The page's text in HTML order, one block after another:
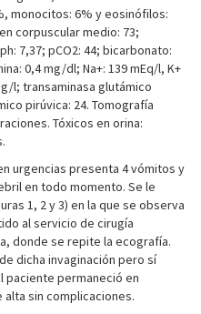
monocitos: 6% y eosinófilos:
corpuscular medio: 73;
7,37; pCO2: 44; bicarbonato:
0,4 mg/dl; Na+: 139 mEq/l, K+
l; transaminasa glutámico
pirúvica: 24. Tomografía
Tóxicos en orina:
urgencias presenta 4 vómitos y
en todo momento. Se le
1, 2 y 3) en la que se observa
al servicio de cirugía
donde se repite la ecografía.
dicha invaginación pero sí
paciente permaneció en
sin complicaciones.